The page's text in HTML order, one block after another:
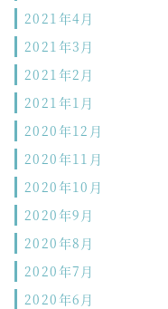
2021年4月
2021年3月
2021年2月
2021年1月
2020年12月
2020年11月
2020年10月
2020年9月
2020年8月
2020年7月
2020年6月